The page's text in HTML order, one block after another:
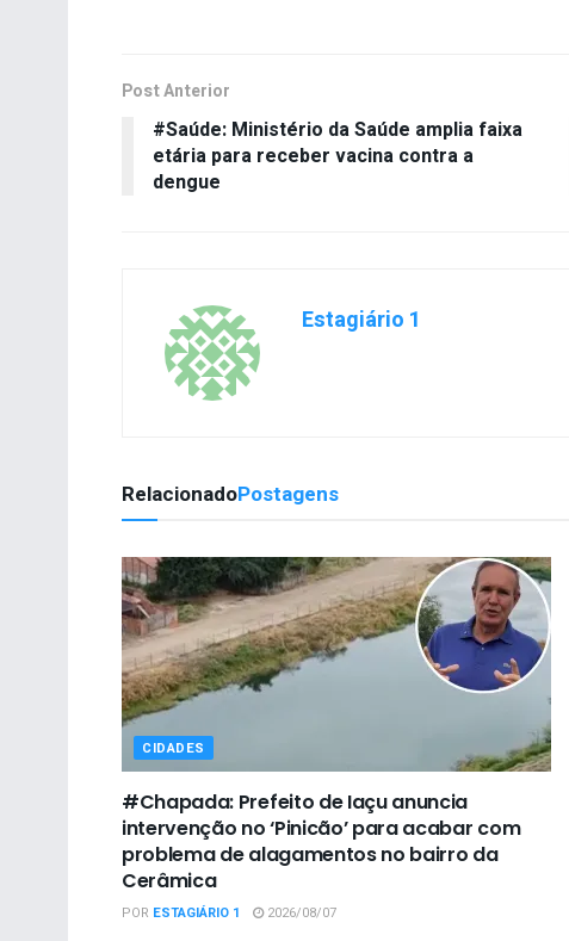
Post Anterior
#Saúde: Ministério da Saúde amplia faixa
etária para receber vacina contra a
dengue
Estagiário 1
RelacionadoPostagens
CIDADES
#Chapada: Prefeito de Iaçu anuncia
intervenção no ‘Pinicão’ para acabar com
problema de alagamentos no bairro da
Cerâmica
POR ESTAGIÁRIO 1 2026/08/07